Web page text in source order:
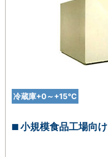
冷蔵庫+0～+15℃
小規模食品工場向け